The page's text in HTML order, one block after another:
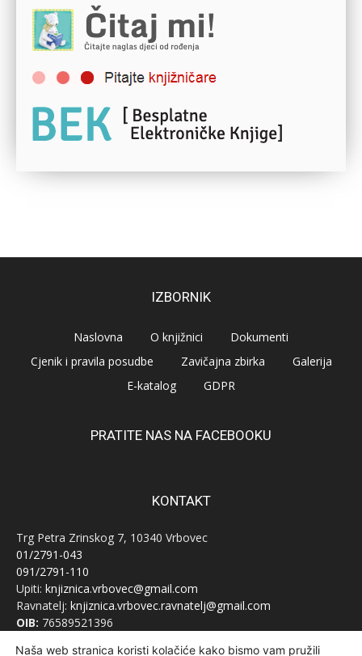
IZBORNIK
Naslovna O knjižnici
Dokumenti
Cjenik i pravila posudbe
Zavičajna zbirka
Galerija
E-katalog
GDPR
PRATITE NAS NA FACEBOOKU
KONTAKT
Trg Petra Zrinskog 7, 10340 Vrbovec
01/2791-043
091/2791-110
Upiti: knjiznica.vrbovec@gmail.com
Ravnatelj: knjiznica.vrbovec.ravnatelj@gmail.com
OIB: 76589521396
Naša web stranica koristi kolačiće kako bismo vam pružili